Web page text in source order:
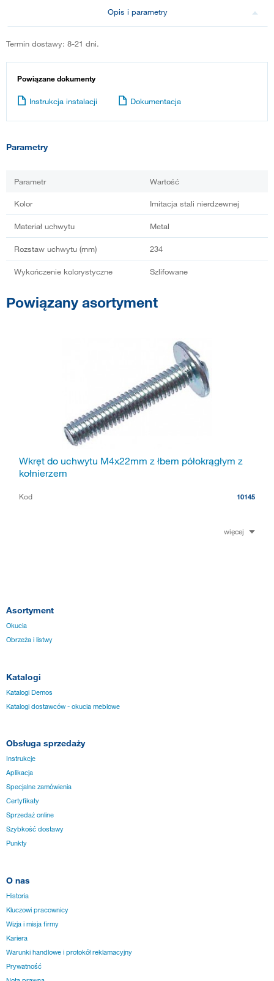
Opis i parametry
Termin dostawy: 8-21 dni.
Powiązane dokumenty
Instrukcja instalacji Dokumentacja
Parametry
Parametr Wartość
Kolor Imitacja stali nierdzewnej
Materiał uchwytu Metal
Rozstaw uchwytu (mm) 234
Wykończenie kolorystyczne Szlifowane
Powiązany asortyment
Wkręt do uchwytu M4x22mm z łbem półokrągłym z
kołnierzem
Kod 10145
więcej
Asortyment
Okucia
Obrzeża i listwy
Katalogi
Katalogi Demos
Katalogi dostawców - okucia meblowe
Obsługa sprzedaży
Instrukcje
Aplikacja
Specjalne zamówienia
Certyfikaty
Sprzedaż online
Szybkość dostawy
Punkty
O nas
Historia
Kluczowi pracownicy
Wizja i misja firmy
Kariera
Warunki handlowe i protokół reklamacyjny
Prywatność